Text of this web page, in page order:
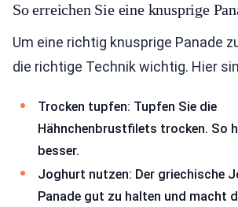
So erreichen Sie eine knusprige
Um eine richtig knusprige Panade
die richtige Technik wichtig. Hier
Trocken tupfen: Tupfen Sie die
Hähnchenbrustfilets trocken. So
besser.
Joghurt nutzen: Der griechische
Panade gut zu halten und macht